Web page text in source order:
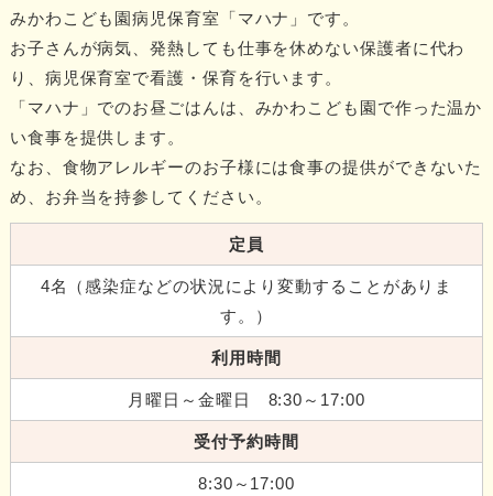
みかわこども園病児保育室「マハナ」です。
お子さんが病気、発熱しても仕事を休めない保護者に代わ
り、病児保育室で看護・保育を行います。
「マハナ」でのお昼ごはんは、みかわこども園で作った温か
い食事を提供します。
なお、食物アレルギーのお子様には食事の提供ができないた
め、お弁当を持参してください。
定員
4名（感染症などの状況により変動することがありま
す。）
利用時間
月曜日～金曜日 8:30～17:00
受付予約時間
8:30～17:00